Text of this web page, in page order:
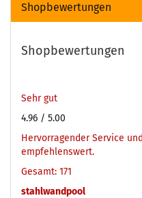
Shopbewertungen
Shopbewertungen
Sehr gut
4.96 / 5.00
Hervorragender Service
empfehlenswert.
Gesamt: 171
stahlwandpool